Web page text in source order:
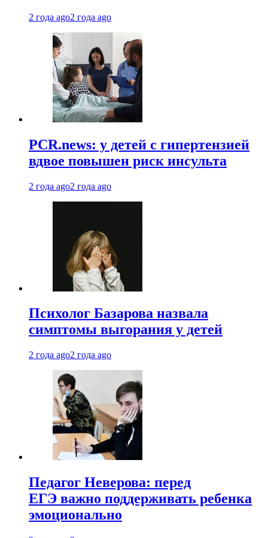
2 года ago2 года ago
PCR.news: у детей с гипертензией
вдвое повышен риск инсульта
2 года ago2 года ago
Психолог Базарова назвала
симптомы выгорания у детей
2 года ago2 года ago
Педагог Неверова: перед
ЕГЭ важно поддерживать ребенка
эмоционально